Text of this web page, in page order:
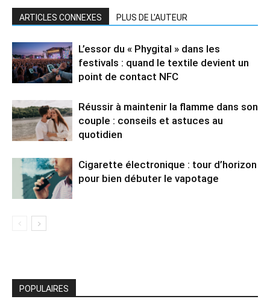
ARTICLES CONNEXES PLUS DE L'AUTEUR
L’essor du « Phygital » dans les
festivals : quand le textile devient un
point de contact NFC
Réussir à maintenir la flamme dans son
couple : conseils et astuces au
quotidien
Cigarette électronique : tour d’horizon
pour bien débuter le vapotage
POPULAIRES